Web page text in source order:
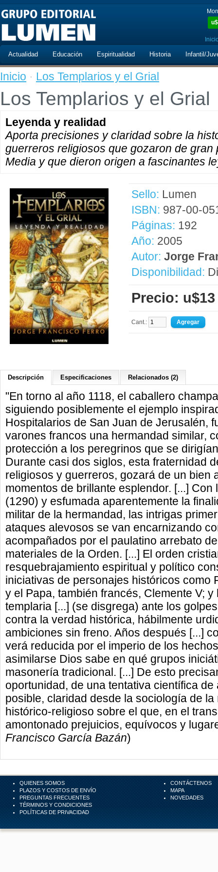
u$
Actualidad Educación Espiritualidad Historia Infantil/
Inicio · Los Templarios y el Grial
Los Templarios y el Grial
Leyenda y realidad
Aporta precisiones y claridad sobre la
guerreros religiosos que gozaron de gran
Media y que dieron origen a fascinantes
Sello: Lumen
ISBN: 987-00-
Páginas: 192
Año: 2005
Autor: Jorge
Disponibilidad:
Precio: u$13
Cant.:
Descripción Especificaciones Relacionados (2)
"En torno al año 1118, el caballero
siguiendo posiblemente el ejemplo
Hospitalarios de San Juan de Jerusalén,
varones francos una hermandad similar,
protección a los peregrinos que se
Durante casi dos siglos, esta fraternidad
religiosos y guerreros, gozará de un bien
momentos de brillante esplendor. [...]
(1290) y esfumada aparentemente la
militar de la hermandad, las intrigas
ataques alevosos se van encarnizando
acompañados por el paulatino arrebato
materiales de la Orden. [...] El orden
resquebrajamiento espiritual y político
iniciativas de personajes históricos como
y el Papa, también francés, Clemente V;
templaria [...] (se disgrega) ante los
contra la verdad histórica, hábilmente
ambiciones sin freno. Años después [...]
verá reducida por el imperio de los
asimilarse Dios sabe en qué grupos
masonería tradicional. [...] De esto
oportunidad, de una tentativa científica
posible, claridad desde la sociología de
histórico-religioso sobre el que, en el
amontonado prejuicios, equívocos y
Francisco García Bazán)
QUIENES SOMOS
PLAZOS Y COSTOS DE ENVÍO
PREGUNTAS FRECUENTES
TÉRMINOS Y CONDICIONES
POLÍTICAS DE PRIVACIDAD
CONTÁCTENOS
MAPA
NOVEDADES